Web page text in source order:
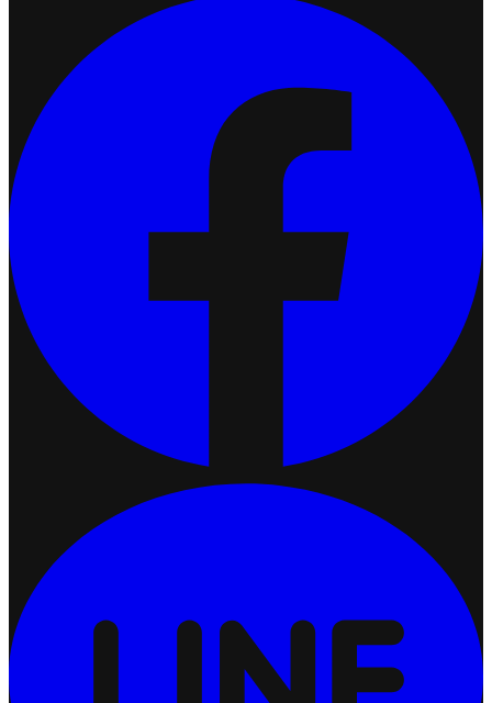
ปรับแต่งการแสดงผลคูปอง (Coupon Display)
2026-07-24 17:50:54